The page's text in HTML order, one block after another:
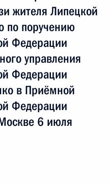
жителя Липецкой
по поручению
Федерации
управления
Федерации
в Приёмной
Федерации
6 июля